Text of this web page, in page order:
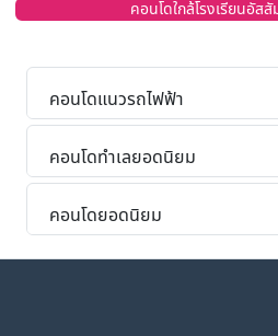
คอนโดใกล้โรงเรียนอัส
คอนโดแนวรถไฟฟ้า
คอนโดทำเลยอดนิยม
คอนโดยอดนิยม